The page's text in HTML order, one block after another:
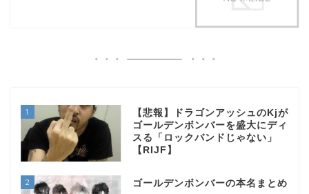
1
【悲報】ドラゴンアッシュのKjが
ゴールデンボンバーを盛大にディ
スる「ロックバンドじゃない」
【RIJF】
2 ゴールデンボンバーの本名まとめ